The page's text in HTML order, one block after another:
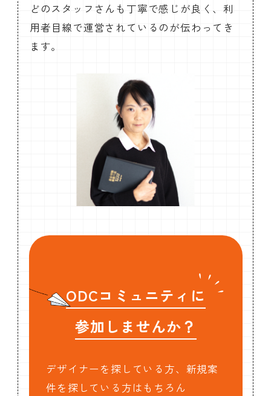
会員ログイン
デザイン相談
お問い合わせ
見学申込
ブランディングのご相談
ビジネスマッチングはこちら
どのスタッフさんも丁寧で感じが良く、利
用者目線で運営されているのが伝わってき
ます。
ODCコミュニティに
参加しませんか？
デザイナーを探している方、新規案
件を探している方はもちろん